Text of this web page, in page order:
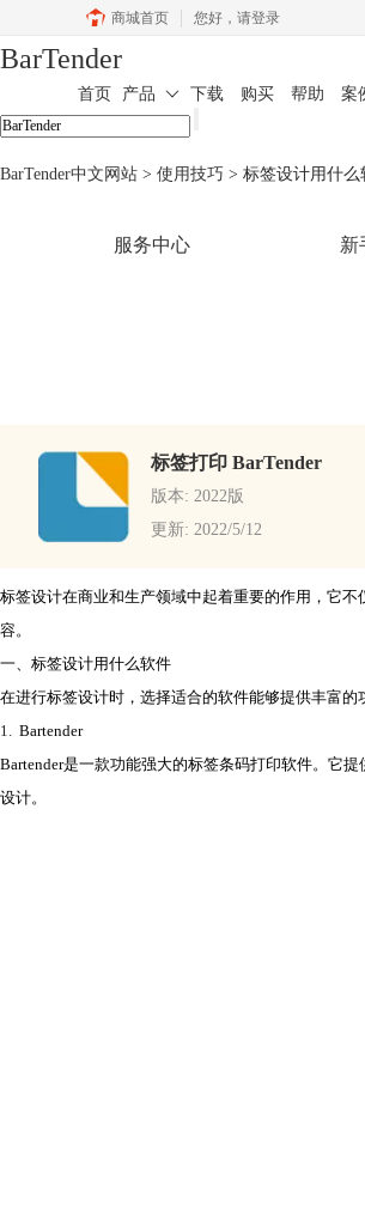
商城首页 您好， 请登录
BarTender
首页 产品 下载 购买 帮助 案
BarTender中文网站 > 使用技巧 > 标签设计用什
服务中心 新
标签打印 BarTender
版本: 2022版
更新: 2022/5/12
标签设计在商业和生产领域中起着重要的作用，它
容。
一、标签设计用什么软件
在进行标签设计时，选择适合的软件能够提供丰富
1. Bartender
Bartender是一款功能强大的标签条码打印软件。它
设计。